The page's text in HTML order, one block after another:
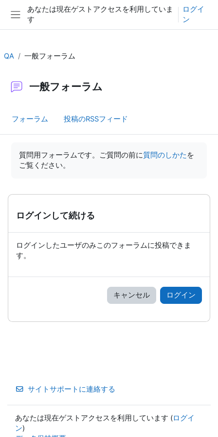
メインコンテンツへスキップする
サイドパネル
あなたは現在ゲストアクセスを利用していま
す
ログイ
ン
QA 一般フォーラム
一般フォーラム
フォーラム 投稿のRSSフィード
質問用フォーラムです。ご質問の前に質問のしかた を
ご覧ください。
ログインして続ける
ログインしたユーザのみこのフォーラムに投稿できま
す。
キャンセル ログイン
サイトサポートに連絡する
あなたは現在ゲストアクセスを利用しています (ログイ
ン)